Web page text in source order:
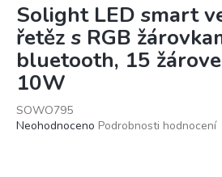
Solight LED smart
řetěz s RGB
bluetooth, 15
10W
SOWO795
Průměrné
Neohodnoceno Podrobnosti hodnocení